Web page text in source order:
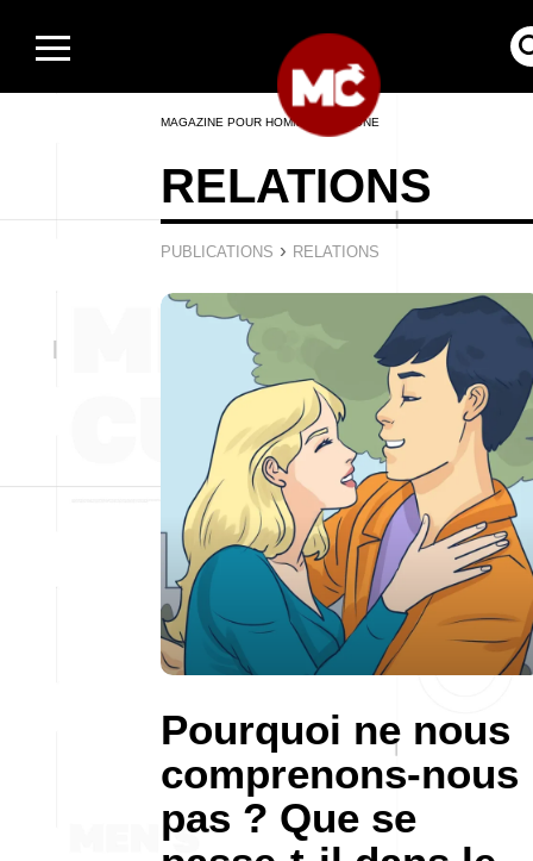
MAGAZINE POUR HOMMES EN LIGNE
RELATIONS
PUBLICATIONS › RELATIONS
Pourquoi ne nous
comprenons-nous
pas ? Que se